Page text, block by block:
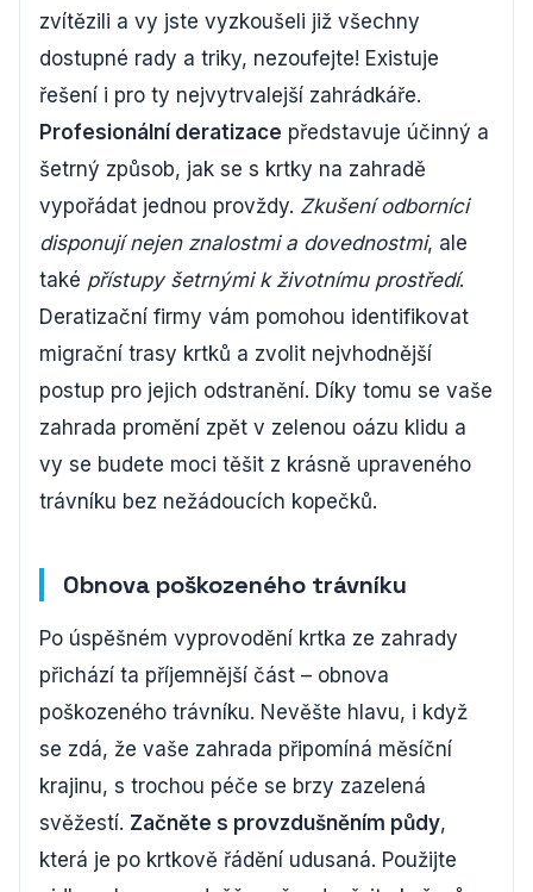
zvítězili a vy jste vyzkoušeli již všechny
dostupné rady a triky, nezoufejte! Existuje
řešení i pro ty nejvytrvalejší zahrádkáře.
Profesionální deratizace představuje účinný a
šetrný způsob, jak se s krtky na zahradě
vypořádat jednou provždy. Zkušení odborníci
disponují nejen znalostmi a dovednostmi, ale
také přístupy šetrnými k životnímu prostředí.
Deratizační firmy vám pomohou identifikovat
migrační trasy krtků a zvolit nejvhodnější
postup pro jejich odstranění. Díky tomu se vaše
zahrada promění zpět v zelenou oázu klidu a
vy se budete moci těšit z krásně upraveného
trávníku bez nežádoucích kopečků.
Obnova poškozeného trávníku
Po úspěšném vyprovodění krtka ze zahrady
přichází ta příjemnější část – obnova
poškozeného trávníku. Nevěšte hlavu, i když
se zdá, že vaše zahrada připomíná měsíční
krajinu, s trochou péče se brzy zazelená
svěžestí. Začněte s provzdušněním půdy,
která je po krtkově řádění udusaná. Použijte